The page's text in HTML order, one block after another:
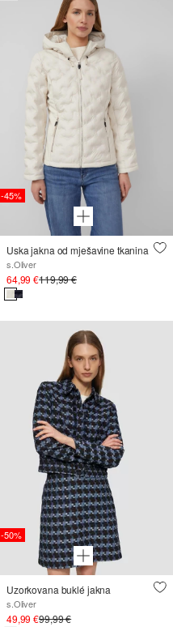
-45%
Uska jakna od mješavine tkanina
s.Oliver
64,99 €119,99 €
-50%
Uzorkovana buklé jakna
s.Oliver
49,99 €99,99 €